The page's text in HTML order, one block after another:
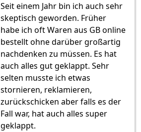
Seit einem Jahr bin ich auch sehr
skeptisch geworden. Früher
habe ich oft Waren aus GB online
bestellt ohne darüber großartig
nachdenken zu müssen. Es hat
auch alles gut geklappt. Sehr
selten musste ich etwas
stornieren, reklamieren,
zurückschicken aber falls es der
Fall war, hat auch alles super
geklappt.